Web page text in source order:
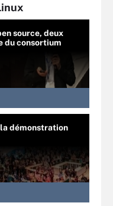
source, deux
du consortium
démonstration